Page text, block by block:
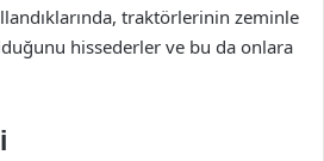
traktörlerinin zeminle
hissederler ve bu da onlara